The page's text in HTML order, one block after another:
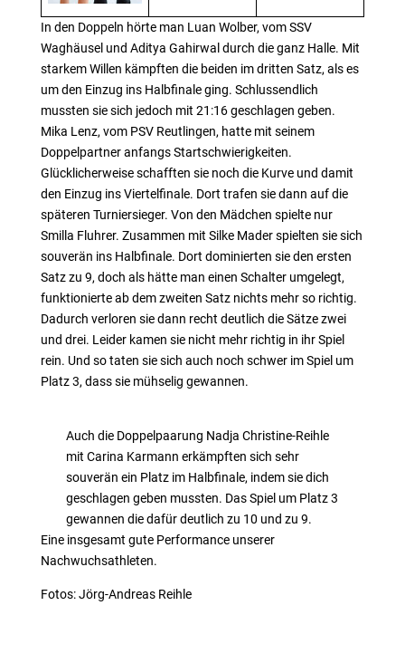
In den Doppeln hörte man Luan Wolber, vom SSV
Waghäusel und Aditya Gahirwal durch die ganz Halle. Mit
starkem Willen kämpften die beiden im dritten Satz, als es
um den Einzug ins Halbfinale ging. Schlussendlich
mussten sie sich jedoch mit 21:16 geschlagen geben.
Mika Lenz, vom PSV Reutlingen, hatte mit seinem
Doppelpartner anfangs Startschwierigkeiten.
Glücklicherweise schafften sie noch die Kurve und damit
den Einzug ins Viertelfinale. Dort trafen sie dann auf die
späteren Turniersieger. Von den Mädchen spielte nur
Smilla Fluhrer. Zusammen mit Silke Mader spielten sie sich
souverän ins Halbfinale. Dort dominierten sie den ersten
Satz zu 9, doch als hätte man einen Schalter umgelegt,
funktionierte ab dem zweiten Satz nichts mehr so richtig.
Dadurch verloren sie dann recht deutlich die Sätze zwei
und drei. Leider kamen sie nicht mehr richtig in ihr Spiel
rein. Und so taten sie sich auch noch schwer im Spiel um
Platz 3, dass sie mühselig gewannen.
Auch die Doppelpaarung Nadja Christine-Reihle
mit Carina Karmann erkämpften sich sehr
souverän ein Platz im Halbfinale, indem sie dich
geschlagen geben mussten. Das Spiel um Platz 3
gewannen die dafür deutlich zu 10 und zu 9.
Eine insgesamt gute Performance unserer
Nachwuchsathleten.
Fotos: Jörg-Andreas Reihle